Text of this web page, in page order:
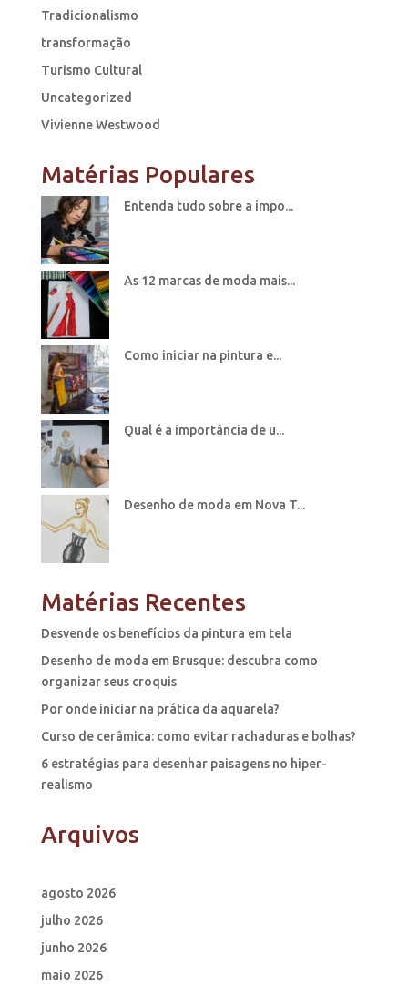
Tradicionalismo
transformação
Turismo Cultural
Uncategorized
Vivienne Westwood
Matérias Populares
Entenda tudo sobre a impo...
As 12 marcas de moda mais...
Como iniciar na pintura e...
Qual é a importância de u...
Desenho de moda em Nova T...
Matérias Recentes
Desvende os benefícios da pintura em tela
Desenho de moda em Brusque: descubra como
organizar seus croquis
Por onde iniciar na prática da aquarela?
Curso de cerâmica: como evitar rachaduras e bolhas?
6 estratégias para desenhar paisagens no hiper-
realismo
Arquivos
agosto 2026
julho 2026
junho 2026
maio 2026